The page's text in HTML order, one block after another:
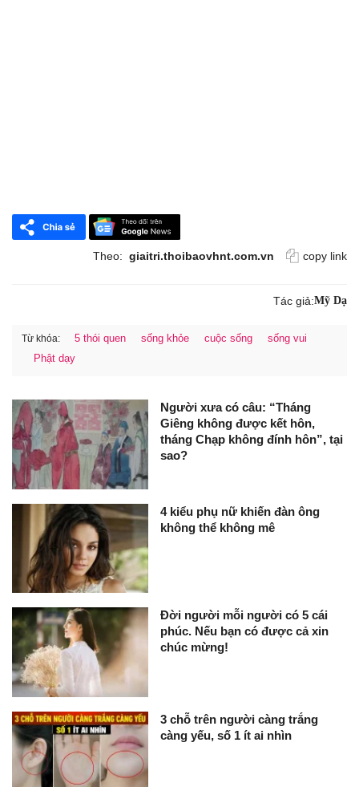
Theo: giaitri.thoibaovhnt.com.vn copy link
Tác giả:Mỹ Dạ
Từ khóa: 5 thói quen sống khỏe cuộc sống
sống vui
Phật dạy
Người xưa có câu: “Tháng
Giêng không được kết hôn,
tháng Chạp không đính hôn”, tại
sao?
4 kiểu phụ nữ khiến đàn ông
không thể không mê
Đời người mỗi người có 5 cái
phúc. Nếu bạn có được cả xin
chúc mừng!
3 chỗ trên người càng trắng
càng yếu, số 1 ít ai nhìn